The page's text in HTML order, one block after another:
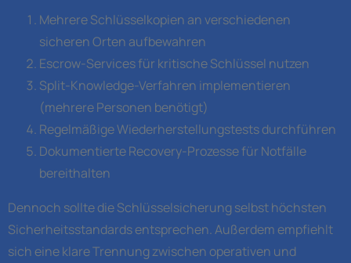
Mehrere Schlüsselkopien an verschiedenen
sicheren Orten aufbewahren
Escrow-Services für kritische Schlüssel nutzen
Split-Knowledge-Verfahren implementieren
(mehrere Personen benötigt)
Regelmäßige Wiederherstellungstests durchführen
Dokumentierte Recovery-Prozesse für Notfälle
bereithalten
Dennoch sollte die Schlüsselsicherung selbst höchsten
Sicherheitsstandards entsprechen. Außerdem empfiehlt
sich eine klare Trennung zwischen operativen und